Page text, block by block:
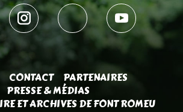
CONTACT
PARTENAIRES
PRESSE & MÉDIAS
ET ARCHIVES DE FONT ROMEU